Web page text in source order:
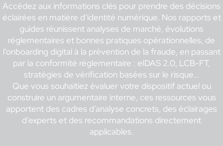
Accédez aux informations clés pour prendre des décisions
éclairées en matière d’identité numérique. Nos rapports et
guides réunissent analyses de marché, évolutions
réglementaires et bonnes pratiques opérationnelles, de
l’onboarding digital à la prévention de la fraude, en passant
par la conformité réglementaire : eIDAS 2.0, LCB-FT,
stratégies de vérification basées sur le risque…
Que vous souhaitiez évaluer votre dispositif actuel ou
construire un argumentaire interne, ces ressources vous
apportent des cadres d’analyse concrets, des éclairages
d’experts et des recommandations directement
applicables.